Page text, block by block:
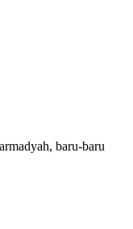
baru-baru